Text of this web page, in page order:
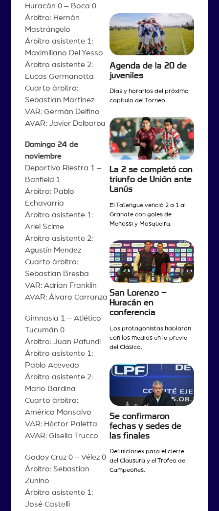
Huracán 0 – Boca 0
Árbitro: Hernán
Mastrángelo
Árbitro asistente 1:
Maximiliano Del Yesso
Árbitro asistente 2:
Lucas Germanotta
Cuarto árbitro:
Sebastian Martinez
VAR: Germán Delfino
AVAR: Javier Delbarba
Domingo 24 de
noviembre
Deportivo Riestra 1 –
Banfield 1
Árbitro: Pablo
Echavarría
Árbitro asistente 1:
Ariel Scime
Árbitro asistente 2:
Agustín Mendez
Cuarto árbitro:
Sebastian Bresba
VAR: Adrian Franklin
AVAR: Álvaro Carranza
Gimnasia 1 – Atlético
Tucumán 0
Árbitro: Juan Pafundi
Árbitro asistente 1:
Pablo Acevedo
Árbitro asistente 2:
Mario Bardina
Cuarto árbitro:
Américo Monsalvo
VAR: Héctor Paletta
AVAR: Gisella Trucco
Godoy Cruz 0 – Vélez 0
Árbitro: Sebastian
Zunino
Árbitro asistente 1:
José Castelli
Agenda de la 20 de
juveniles
Días y horarios del próximo
capítulo del Torneo.
La 2 se completó con
triunfo de Unión ante
Lanús
El Tatengue venció 2 a 1 al
Granate con goles de
Menossi y Mosqueira.
San Lorenzo –
Huracán en
conferencia
Los protagonistas hablaron
con los medios en la previa
del Clásico.
Se confirmaron
fechas y sedes de
las finales
Definiciones para el cierre
del Clausura y el Trofeo de
Campeones.